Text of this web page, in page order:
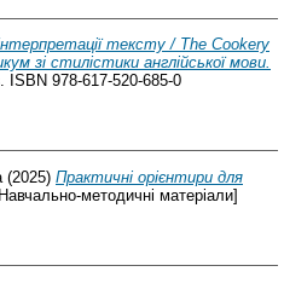
тексту / The Cookery
зі стилістики англійської мови.
ISBN 978-617-520-685-0
(2025) Практичні орієнтири для
методичні матеріали]